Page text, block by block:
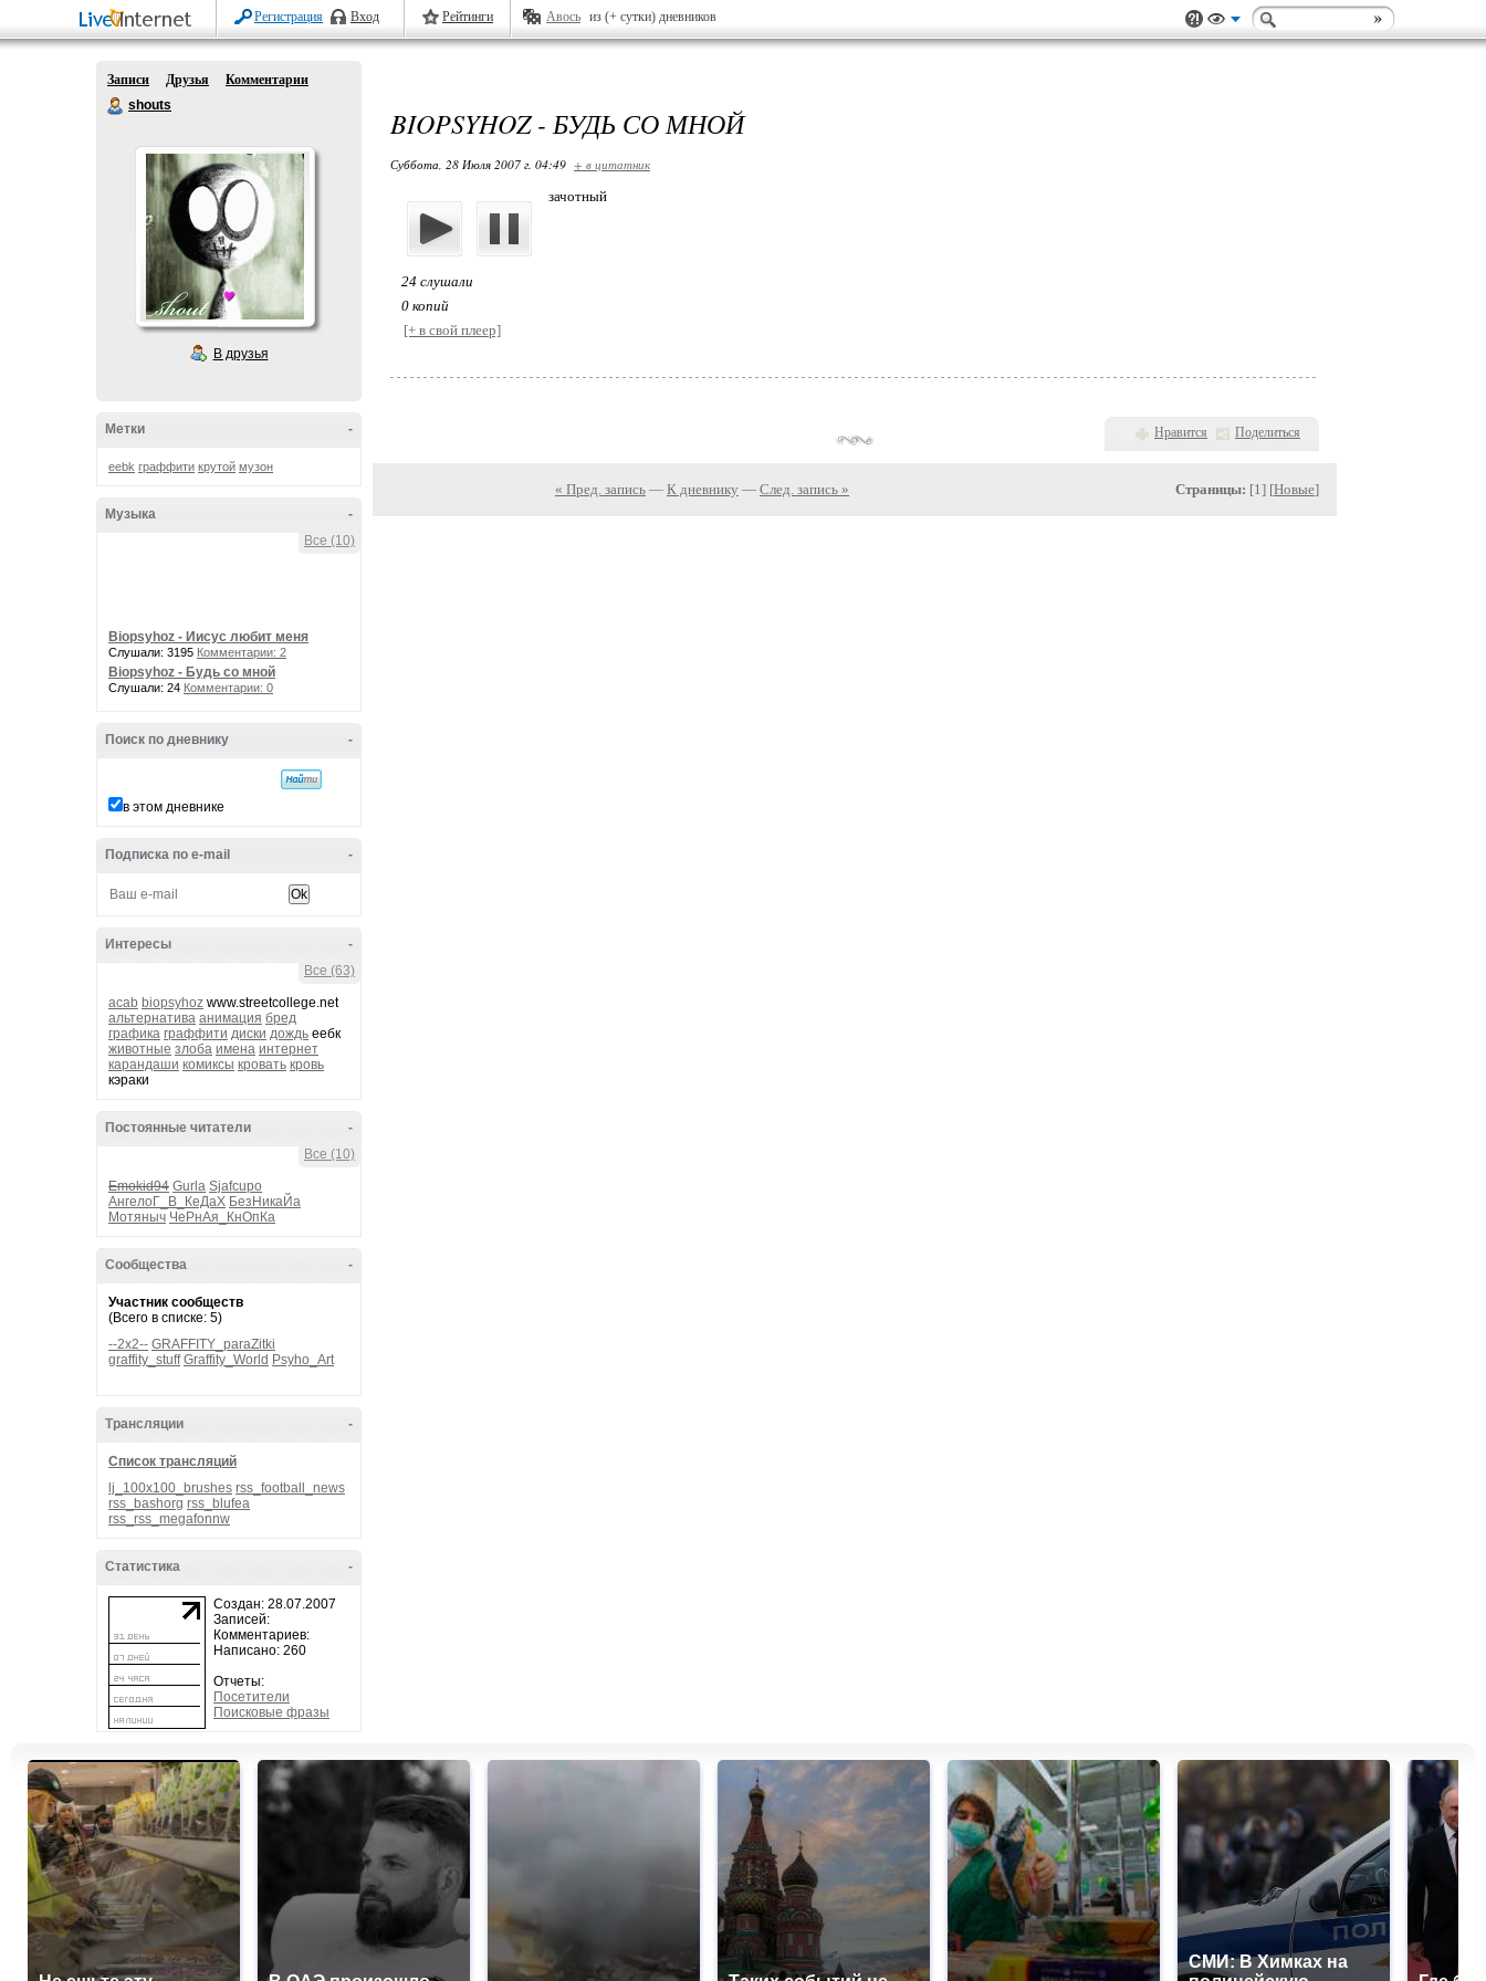
Регистрация Вход Рейтинги Авось из (+ сутки) дневников
Записи Друзья
Комментарии
shouts
В друзья
-
Метки
eebk граффити крутой музон
-
Музыка
Все (10)
Biopsyhoz - Иисус любит меня
Слушали: 3195 Комментарии: 2
Biopsyhoz - Будь со мной
Слушали: 24 Комментарии: 0
-
Поиск по дневнику
в этом дневнике
-
Подписка по e-mail
-
Интересы
Все (63)
acab biopsyhoz www.streetcollege.net
альтернатива анимация бред
графика граффити диски дождь еебк
животные злоба имена интернет
карандаши комиксы кровать кровь
кэраки
-
Постоянные читатели
Все (10)
Emokid94 Gurla Sjafcupo
АнгелоГ_В_КеДаХ БезНикаЙа
Мотяныч ЧеРнАя_КнОпКа
-
Сообщества
Участник сообществ
(Всего в списке: 5)
--2x2-- GRAFFITY_paraZitki
graffity_stuff Graffity_World Psyho_Art
-
Трансляции
Список трансляций
lj_100x100_brushes rss_football_news
rss_bashorg rss_blufea
rss_rss_megafonnw
-
Статистика
Создан: 28.07.2007
Записей:
Комментариев:
Написано: 260
Отчеты:
Посетители
Поисковые фразы
BIOPSYHOZ - БУДЬ СО МНОЙ
Суббота, 28 Июля 2007 г. 04:49 + в цитатник
24 слушали
0 копий
[+ в свой плеер]
зачотный
Нравится Поделиться
« Пред. запись — К дневнику — След. запись » Страницы: [1] [Новые]
СМИ: В Химках на